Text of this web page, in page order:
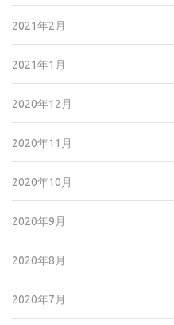
2021年2月
2021年1月
2020年12月
2020年11月
2020年10月
2020年9月
2020年8月
2020年7月